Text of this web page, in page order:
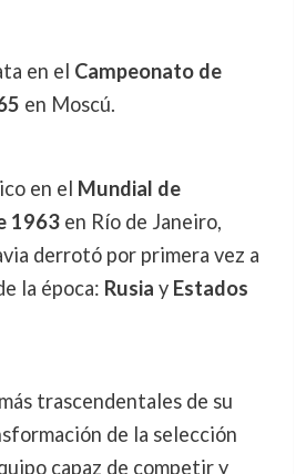
en el Campeonato de
en Moscú.
en el Mundial de
1963en Río de Janeiro,
derrotó por primera vez a
la época: Rusia y Estados
trascendentales de su
de la selección
capaz de competir y